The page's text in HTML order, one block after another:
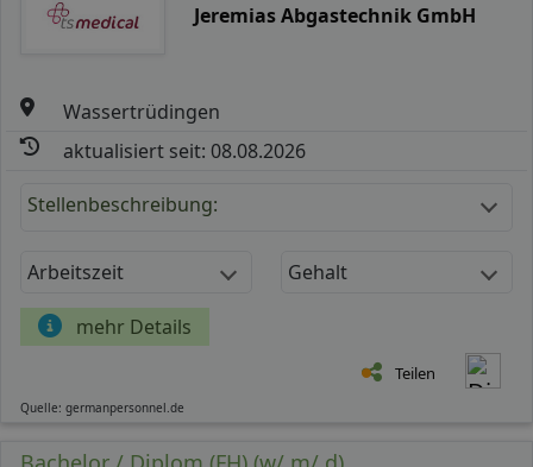
Jeremias Abgastechnik GmbH
Wassertrüdingen
aktualisiert seit: 08.08.2026
Stellenbeschreibung:
Arbeitszeit Gehalt
mehr Details
Teilen
Quelle: germanpersonnel.de